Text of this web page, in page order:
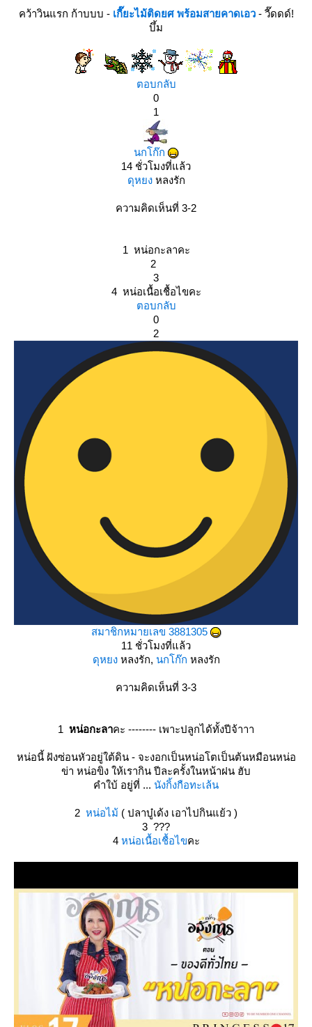
คว้าวินแรก ก้าบบบ - เกี๊ยะไม้ติดยศ พร้อมสายคาดเอว- วี๊ดดด์!
บึ้ม
ตอบกลับ
0
1
นกโก๊ก
14 ชั่วโมงที่แล้ว
ดุหยงหลงรัก
ความคิดเห็นที่ 3-2
1 หน่อกะลาคะ
2
3
4 หน่อเนื้อเชื้อไขคะ
ตอบกลับ
0
2
สมาชิกหมายเลข 3881305
11 ชั่วโมงที่แล้ว
ดุหยงหลงรัก, นกโก๊ก หลงรัก
ความคิดเห็นที่ 3-3
1 หน่อกะลาคะ -------- เพาะปลูกได้ทั้งปีจ้าาา
หน่อนี้ ฝังซ่อนหัวอยู่ใต้ดิน - จะงอกเป็นหน่อโตเป็นต้นหมือนหน่อ
ข่า หน่อขิง ให้เรากิน ปีละครั้งในหน้าฝน ฮับ
คำใบ้ อยู่ที่ ... นังกิ้งกือทะเล้น
2 หน่อไม้ ( ปลาบู๋เด้ง เอาไปกินแย้ว )
3 ???
4 หน่อเนื้อเชื้อไขคะ